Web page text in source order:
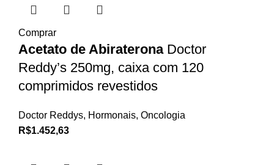
Comprar
Acetato de AbirateronaDoctor
Reddy’s 250mg, caixa com 120
comprimidos revestidos
Doctor Reddys, Hormonais, Oncologia
R$1.452,63